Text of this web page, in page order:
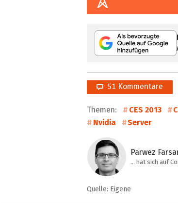
51 Kommentare
Themen: CES 2013
Nvidia
Server
Parwez
… hat sich auf
Quelle: Eigene